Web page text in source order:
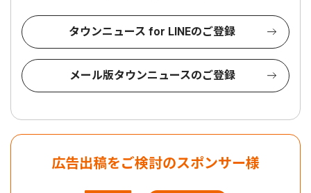
タウンニュース for LINEのご登録
メール版タウンニュースのご登録
広告出稿をご検討のスポンサー様